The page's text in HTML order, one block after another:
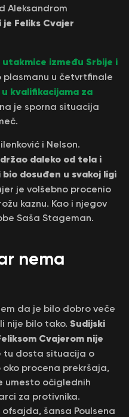
Aleksandrom
Feliks Cvajer
utakmice između Srbije i
plasmanu u četvrtfinale
kvalifikacijama za
je sporna situacija
i Nelson.
daleko od tela i
dosuđen u svakoj ligi
je volšebno procenio
kaznu. Kao i njegov
Saša Stageman.
nema
da je bilo dobro veče
nije bilo tako. Sudijski
Cvajerom nije
tu dosta situacija o
procena prekršaja,
umesto očiglednih
za protivnika.
šansa Poulsena